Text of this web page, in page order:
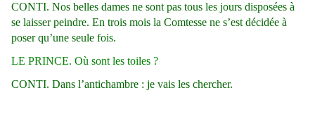
CONTI. Nos belles dames ne sont pas tous les jours disposées à
se laisser peindre. En trois mois la Comtesse ne s’est décidée à
poser qu’une seule fois.
LE PRINCE. Où sont les toiles ?
CONTI. Dans l’antichambre : je vais les chercher.